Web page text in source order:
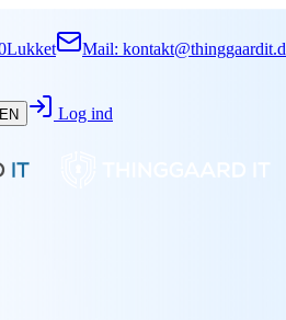
Lukket Mail:
EN Log ind